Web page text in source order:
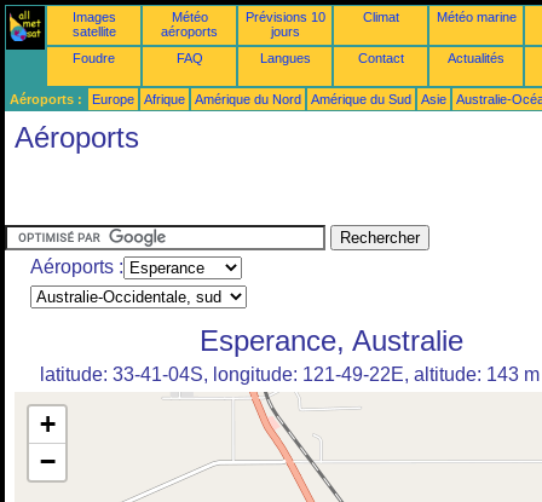
Images
satellite
Météo
aéroports
Prévisions 10
jours
Climat Météo marine
Foudre FAQ Langues Contact Actualités
Aéroports : Europe Afrique Amérique du Nord Amérique du Sud Asie Australie-
Aéroports
Aéroports :
Esperance, Australie
latitude: 33-41-04S, longitude: 121-49-22E, altitude: 143 m
+
−